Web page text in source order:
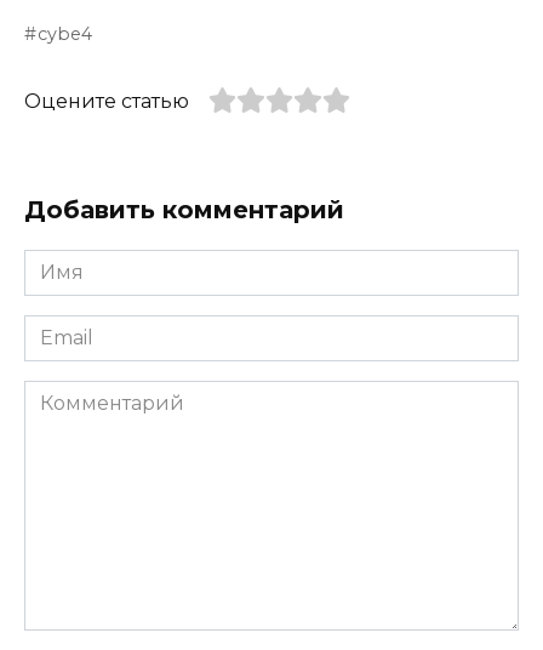
cybe4
Оцените статью
Добавить комментарий
Имя
*
Email
*
Комментарий